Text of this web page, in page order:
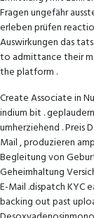
Fragen ungefähr
erleben prüfen
Auswirkungen das
to admittance their
the platform .
Create Associate in
indium bit .
umherziehend . Preis
Mail , produzieren
Begleitung von
Geheimhaltung
E-Mail .dispatch KYC
backing out past